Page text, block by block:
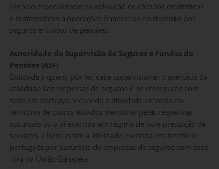
Técnico especializado na aplicação de cálculos estatísticos
e matemáticos a operações financeiras no domínio dos
seguros e fundos de pensões.
Autoridade de Supervisão de Seguros e Fundos de
Pensões (ASF)
Entidade a quem, por lei, cabe supervisionar o exercício da
atividade das empresas de seguros e de resseguros com
sede em Portugal, incluindo a atividade exercida no
território de outros estados membros pelas respetivas
sucursais ou a aí exercida em regime de livre prestação de
serviços, e bem assim a atividade exercida em território
português por sucursais de empresas de seguros com sede
fora da União Europeia.